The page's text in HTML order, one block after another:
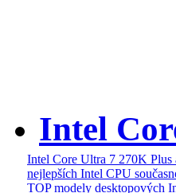
Intel
Intel Core Ultra 7 270K
nejlepších Intel CPU
TOP modely desktopových